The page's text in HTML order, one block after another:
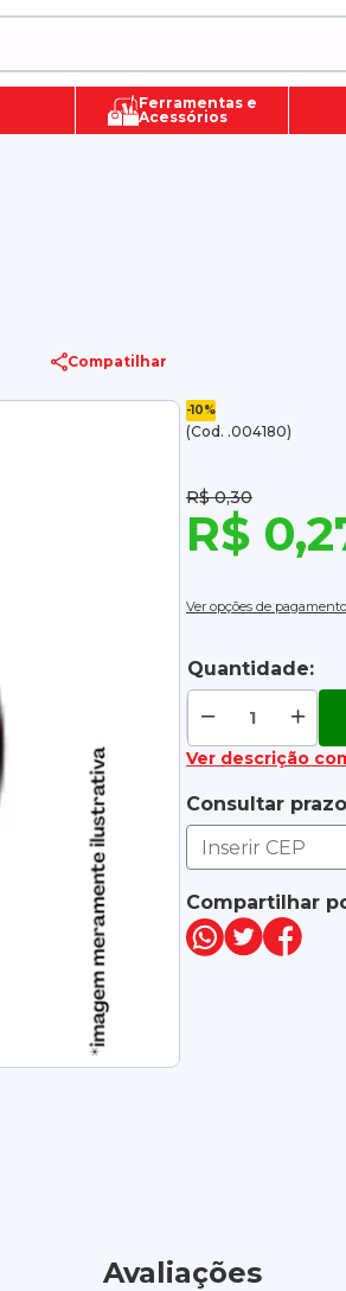
Ferramentas e
Acessórios
Compatilhar
-10%
(Cod. .004180)
R$ 0,30
R$
Ver opções de pagamento
Quantidade:
Ver descrição
Consultar
Compartilhar
Avaliações